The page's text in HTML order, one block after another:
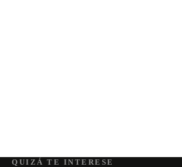
QUIZÁ TE INTERESE